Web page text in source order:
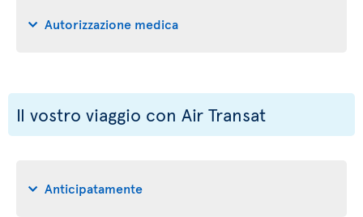
Autorizzazione medica
Il vostro viaggio con Air Transat
Anticipatamente